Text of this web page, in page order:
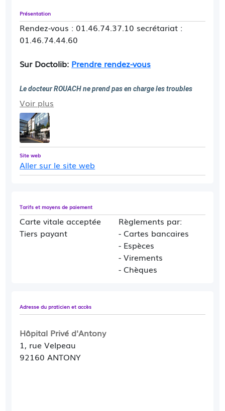
Présentation
Rendez-vous : 01.46.74.37.10 secrétariat :
01.46.74.44.60
Sur Doctolib: Prendre rendez-vous
Le docteur ROUACH ne prend pas en charge les troubles
sexuels et de la fertilité.
calculs), veuillez appeler directement au secrétariat,
pour avoir un rendez-vous rapide, au 01 46 74 44 60 ou au
01 46 74 44 65.
Voir plus
Site web
Aller sur le site web
Tarifs et moyens de paiement
Carte vitale acceptée
Tiers payant
Règlements par:
- Cartes bancaires
- Espèces
- Virements
- Chèques
Adresse du praticien et accès
Hôpital Privé d'Antony
1, rue Velpeau
92160 ANTONY